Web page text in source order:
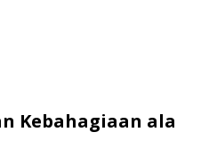
Kebahagiaan ala